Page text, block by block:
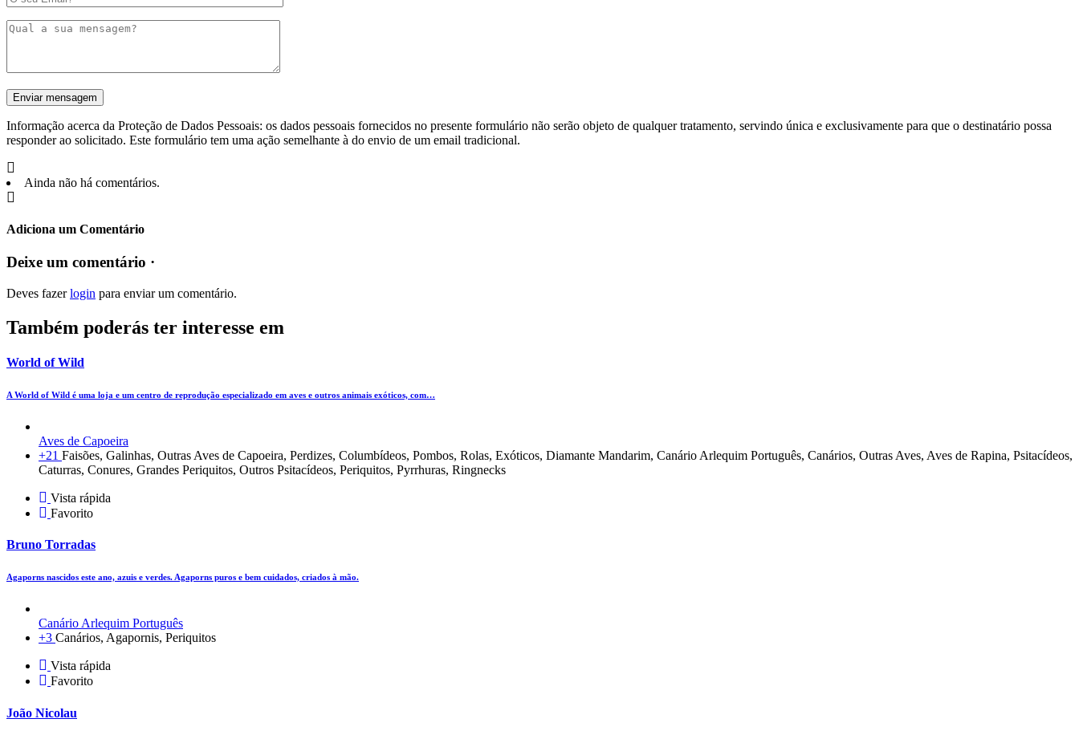
Informação acerca da Proteção de Dados Pessoais: os dados pessoais fornecidos no presente formulário não serão objeto de qualquer tratamento, servindo única e exclusivamente para que o destinatário possa
responder ao solicitado. Este formulário tem uma ação semelhante à do envio de um email tradicional.
Ainda não há comentários.
Adiciona um Comentário
Deixe um comentário ·
Deves fazerlogin para enviar um comentário.
Também poderás ter interesse em
World of Wild
A World of Wild é uma loja e um centro de reprodução especializado em aves e outros animais exóticos, com…
Aves de Capoeira
+21 Faisões, Galinhas, Outras Aves de Capoeira, Perdizes, Columbídeos, Pombos, Rolas, Exóticos, Diamante Mandarim, Canário Arlequim Português, Canários, Outras Aves, Aves de Rapina, Psitacídeos,
Caturras, Conures, Grandes Periquitos, Outros Psitacídeos, Periquitos, Pyrrhuras, Ringnecks
Vista rápida
Favorito
Bruno Torradas
Agaporns nascidos este ano, azuis e verdes. Agaporns puros e bem cuidados, criados à mão.
Canário Arlequim Português
+3 Canários, Agapornis, Periquitos
Vista rápida
Favorito
João Nicolau